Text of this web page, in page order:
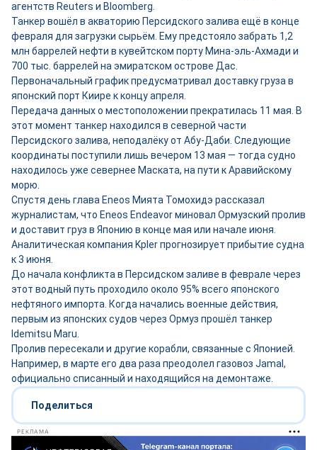
агентств Reuters и Bloomberg.
Танкер вошёл в акваторию Персидского залива ещё в конце
февраля для загрузки сырьём. Ему предстояло забрать 1,2
млн баррелей нефти в кувейтском порту Мина-эль-Ахмади и
700 тыс. баррелей на эмиратском острове Дас.
Первоначальный график предусматривал доставку груза в
японский порт Киире к концу апреля.
Передача данных о местоположении прекратилась 11 мая. В
этот момент танкер находился в северной части
Персидского залива, неподалёку от Абу-Даби. Следующие
координаты поступили лишь вечером 13 мая — тогда судно
находилось уже севернее Маската, на пути к Аравийскому
морю.
Спустя день глава Eneos Мията Томохидэ рассказал
журналистам, что Eneos Endeavor миновал Ормузский пролив
и доставит груз в Японию в конце мая или начале июня.
Аналитическая компания Kpler прогнозирует прибытие судна
к 3 июня.
До начала конфликта в Персидском заливе в феврале через
этот водный путь проходило около 95% всего японского
нефтяного импорта. Когда начались военные действия,
первым из японских судов через Ормуз прошёл танкер
Idemitsu Maru.
Пролив пересекали и другие корабли, связанные с Японией.
Например, в марте его два раза преодолел газовоз Jamal,
официально списанный и находящийся на демонтаже.
Поделиться
РЕКЛАМА